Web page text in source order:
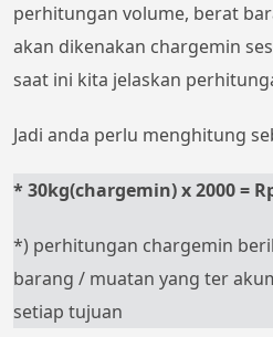
perhitungan volume, berat
akan dikenakan chargemin
saat ini kita jelaskan
Jadi anda perlu menghitung
* 30kg(chargemin) x 2000 =
*) perhitungan chargemin
barang / muatan yang ter
setiap tujuan